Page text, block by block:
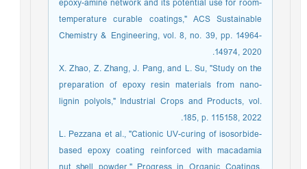
epoxy-amine network and its potential use for room-
temperature curable coatings," ACS Sustainable
Chemistry & Engineering, vol. 8, no. 39, pp. 14964-
14974, 2020.
X. Zhao, Z. Zhang, J. Pang, and L. Su, "Study on the
preparation of epoxy resin materials from nano-
lignin polyols," Industrial Crops and Products, vol.
185, p. 115158, 2022.
L. Pezzana et al., "Cationic UV-curing of isosorbide-
based epoxy coating reinforced with macadamia